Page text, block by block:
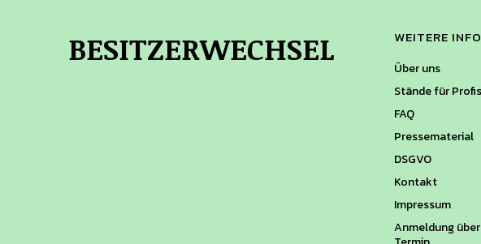
BESITZERWECHSEL WEITERE
Über uns
Stände für Profis
FAQ
Pressematerial
DSGVO
Kontakt
Impressum
Anmeldung